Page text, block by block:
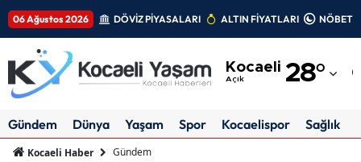
06 Ağustos 2026 DÖVİZ PİYASALARI ALTIN FİYATLARI
Kocaeli
Açık 28°
Adıyaman
Gündem Dünya Yaşam Spor Kocaelispor Sağlık
Kocaeli Haber Gündem